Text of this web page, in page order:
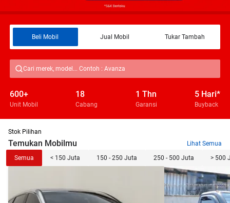
Beli Mobil Jual Mobil Tukar Tambah
Cari merek, model... Contoh : Avanza
600+
Unit Mobil
18
Cabang
1 Thn
Garansi
5 Hari*
Buyback
Stok Pilihan
Temukan Mobilmu
Lihat Semua
Semua
< 150 Juta 150 - 250 Juta 250 - 500 Juta > 500